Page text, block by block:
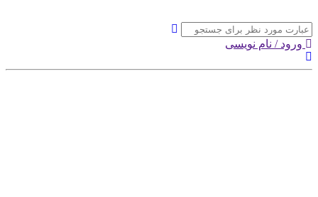
ورود / نام نویسی